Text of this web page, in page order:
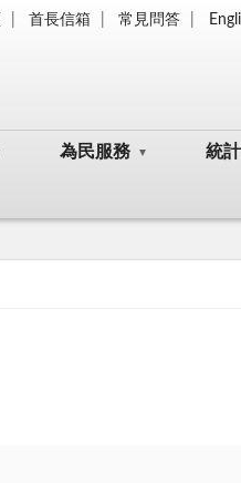
首長信箱 常見問答
為民服務 統